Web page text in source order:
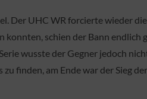
Der UHC WR forcierte wieder
schien der Bann endlich
wusste der Gegner jedoch
finden, am Ende war der Sieg